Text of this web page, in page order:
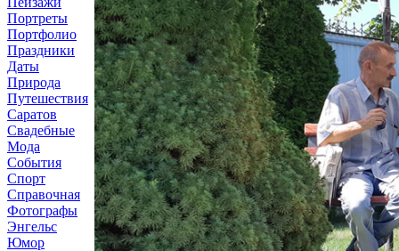
Портреты
Портфолио
Праздники
Даты
Природа
Путешествия
Саратов
Свадебные
Мода
События
Спорт
Справочная
Фотографы
Энгельс
Юмор